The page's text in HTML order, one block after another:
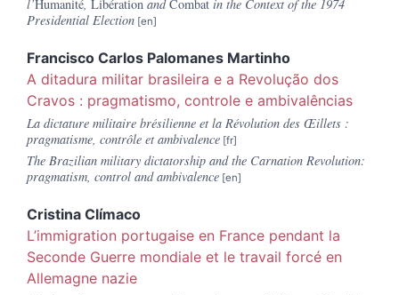
l’Humanité, Libération andCombat in the Context of the 1974
Presidential Election
Francisco Carlos Palomanes Martinho
A ditadura militar brasileira e a Revolução dos
Cravos : pragmatismo, controle e ambivalências
La dictature militaire brésilienne et la Révolution des Œillets :
pragmatisme, contrôle et ambivalence
The Brazilian military dictatorship and the Carnation Revolution:
pragmatism, control and ambivalence
Cristina Clímaco
L’immigration portugaise en France pendant la
Seconde Guerre mondiale et le travail forcé en
Allemagne nazie